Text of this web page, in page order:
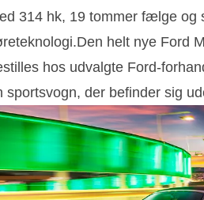
314 hk, 19 tommer fælge og
helt nye Ford
hos udvalgte Ford-
sportsvogn, der befinder sig